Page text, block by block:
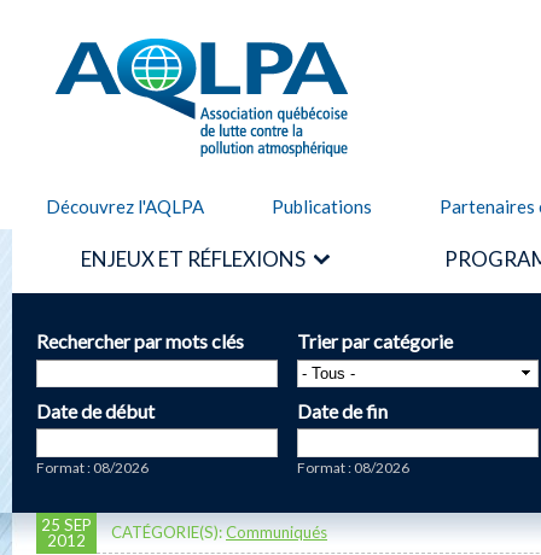
AQLPA
Découvrez l'AQLPA Publications Partenaires
ENJEUX ET RÉFLEXIONS
Rechercher par mots clés Trier par catégorie
Date de début
Format : 08/2026
Date de fin
Format : 08/2026
25 SEP
2012
CATÉGORIE(S):Communiqués